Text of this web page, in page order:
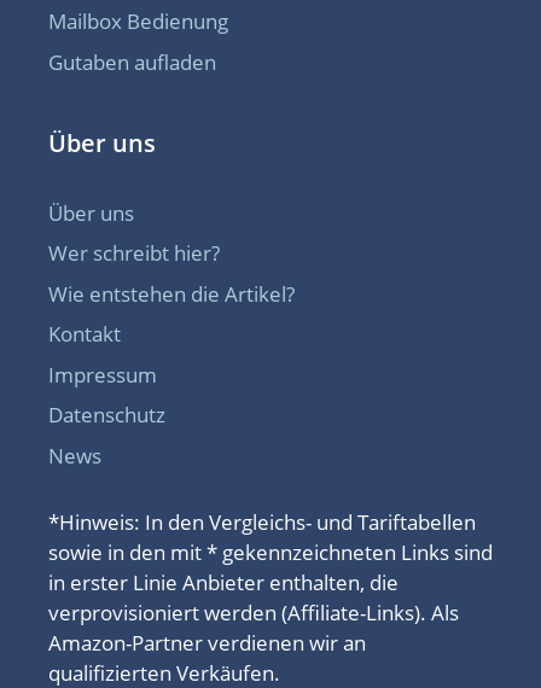
Mailbox Bedienung
Gutaben aufladen
Über uns
Über uns
Wer schreibt hier?
Wie entstehen die Artikel?
Kontakt
Impressum
Datenschutz
News
*Hinweis: In den Vergleichs- und Tariftabellen
sowie in den mit * gekennzeichneten Links sind
in erster Linie Anbieter enthalten, die
verprovisioniert werden (Affiliate-Links). Als
Amazon-Partner verdienen wir an
qualifizierten Verkäufen.